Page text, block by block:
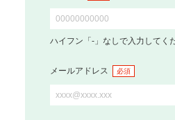
ハイフン「-」なしで入力してく
メールアドレス 必須